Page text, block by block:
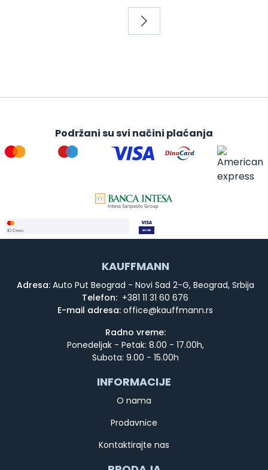
Podržani su svi načini plaćanja
KAUFFMANN
Adresa:Auto Put Beograd - Novi Sad 2-G, Beograd, Srbija
Telefon: +381 11 31 60 676
E-mail adresa:
Radno vreme:
Ponedeljak - Petak: 8.00 - 17.00h,
Subota: 9.00 - 15.00h
INFORMACIJE
O nama
Prodavnice
Kontaktirajte nas